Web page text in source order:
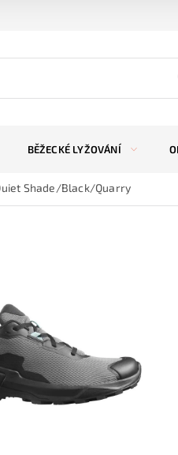
BĚŽECKÉ LYŽOVÁNÍ
Shade/Black/Quarry